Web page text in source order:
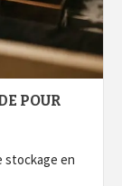
POUR
stockage en